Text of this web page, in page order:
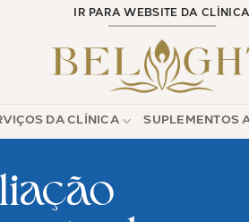
IR PARA WEBSITE DA CLÍNICA
DA CLÍNICA SUPLEMENTOS